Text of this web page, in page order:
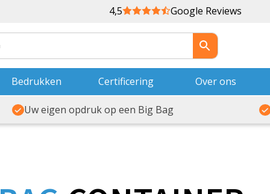
4,5 Google Reviews
Bedrukken Certificering Over ons
Uw eigen opdruk op een Big Bag